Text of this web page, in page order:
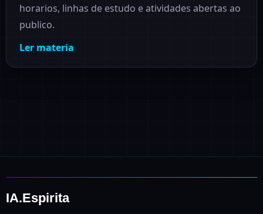
horarios, linhas de estudo e atividades abertas ao
publico.
Ler materia
IA.Espirita